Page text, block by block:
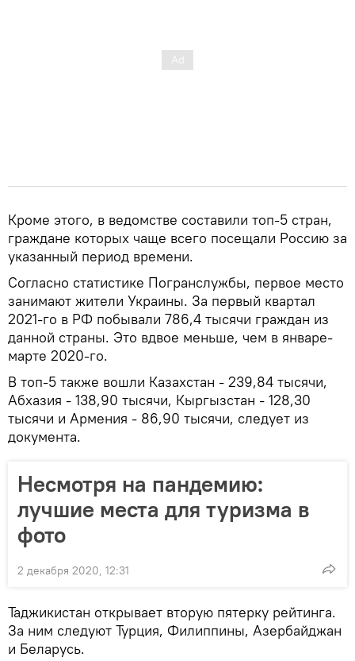
Кроме этого, в ведомстве составили топ-5 стран,
граждане которых чаще всего посещали Россию за
указанный период времени.
Согласно статистике Погранслужбы, первое место
занимают жители Украины. За первый квартал
2021-го в РФ побывали 786,4 тысячи граждан из
данной страны. Это вдвое меньше, чем в январе-
марте 2020-го.
В топ-5 также вошли Казахстан - 239,84 тысячи,
Абхазия - 138,90 тысячи, Кыргызстан - 128,30
тысячи и Армения - 86,90 тысячи, следует из
документа.
Несмотря на пандемию:
лучшие места для туризма в
фото
2 декабря 2020, 12:31
Таджикистан открывает вторую пятерку рейтинга.
За ним следуют Турция, Филиппины, Азербайджан
и Беларусь.